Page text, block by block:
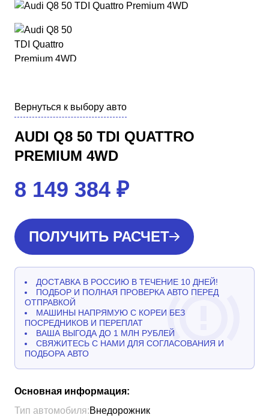
Вернуться к выбору авто
AUDI Q8 50 TDI QUATTRO
PREMIUM 4WD
8 149 384 ₽
ПОЛУЧИТЬ РАСЧЕТ
ДОСТАВКА В РОССИЮ В ТЕЧЕНИЕ 10 ДНЕЙ!
ПОДБОР И ПОЛНАЯ ПРОВЕРКА АВТО ПЕРЕД
ОТПРАВКОЙ
МАШИНЫ НАПРЯМУЮ С КОРЕИ БЕЗ
ПОСРЕДНИКОВ И ПЕРЕПЛАТ
ВАША ВЫГОДА ДО 1 МЛН РУБЛЕЙ
СВЯЖИТЕСЬ С НАМИ ДЛЯ СОГЛАСОВАНИЯ И
ПОДБОРА АВТО
Основная информация:
Тип автомобиля:Внедорожник